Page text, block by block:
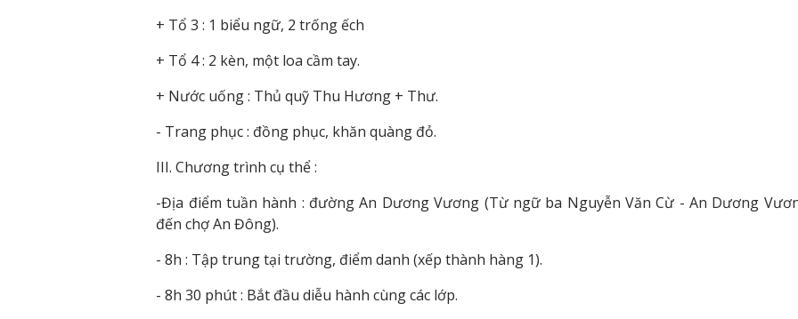
+ Tổ 3 : 1 biểu ngữ, 2 trống ếch
+ Tổ 4 : 2 kèn, một loa cầm tay.
+ Nước uống : Thủ quỹ Thu Hương + Thư.
- Trang phục : đồng phục, khăn quàng đỏ.
III. Chương trình cụ thể :
-Địa điểm tuần hành : đường An Dương Vương (Từ ngữ ba Nguyễn Văn Cừ - An Dương
đến chợ An Đông).
- 8h : Tập trung tại trường, điểm danh (xếp thành hàng 1).
- 8h 30 phút : Bắt đầu diễu hành cùng các lớp.